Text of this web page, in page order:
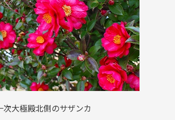
次大極殿北側のサザンカ